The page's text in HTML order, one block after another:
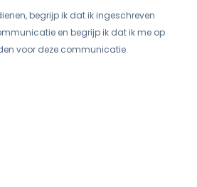
begrijp ik dat ik ingeschreven
en begrijp ik dat ik me op
voor deze communicatie.